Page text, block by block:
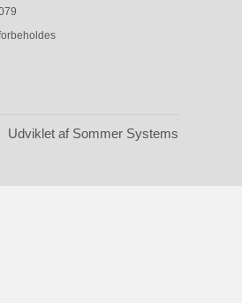
Udviklet af Sommer Systems